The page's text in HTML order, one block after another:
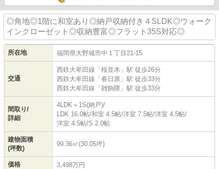
◎角地◎1階に和室あり◎納戸収納付き４SLDK◎ウォーク
インクローゼット◎収納豊富◎フラット35S対応◎
所在地 福岡県大野城市中 １丁目21-15
交通
西鉄大牟田線 「 桜並木 」駅 徒歩26分
西鉄大牟田線 「 春日原 」駅 徒歩33分
西鉄大牟田線 「 雑餉隈 」駅 徒歩33分
間取り/
詳細
4LDK＋1S(納戸)/
LDK 16.0帖/和室 4.5帖/洋室 7.5帖/洋室 4.5帖/
洋室 4.5帖/S 2.0帖
建物面積
(坪数)
99.36㎡(30.05坪)
価格 3,498万円